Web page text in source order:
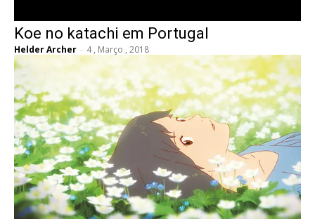
Koe no katachi em Portugal
Helder Archer - 4 , Março , 2018